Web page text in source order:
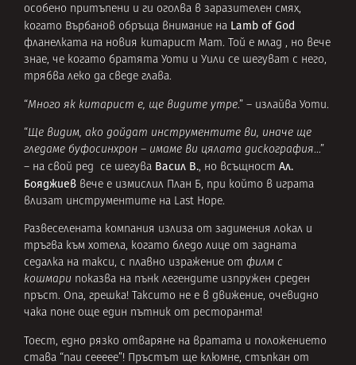
особено притъпени и ги оголва в заразителен смях,
когато Върбанов обръща внимание на Lamb of God
фланелката на новия китарист Мат. Той е млад , но вече
знае, че когато братята Уоти и Уили се шегуват с него,
трябва леко да сведе глава.
“Много як китарист е, ще видите утре.” – излайва Уоти.
“Ще видим, ако дойдат инструментите ви, иначе ще
гледаме буфосинхрон – имаме ви цялата дискография…”
– на свой ред се шегува Васил В., но всъщност Ал.
Бояджиев вече е измислил План Б, при който в играта
влизат инструментите на Last Hope.
Развеселената компания излиза от задимения локал и
тръгва към хотела, когато бледо лице от задната
седалка на такси, с плавно изражение от филм с
кошмари показва на пънк легендите изпружен среден
пръст. Опа, грешка! Таксито не е в движение, очевидно
чака поне още един пътник от ресторанта!
Тоест, едно рязко отваряне на вратата и положението
става “паи сеееее”! Пръстът ще клюмне, стъпкан от